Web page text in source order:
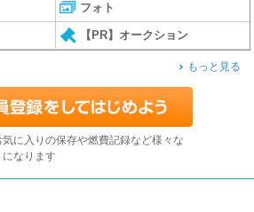
フォト
【PR】オークション
もっと見る
に入りの保存や燃費記録など様々な
なります